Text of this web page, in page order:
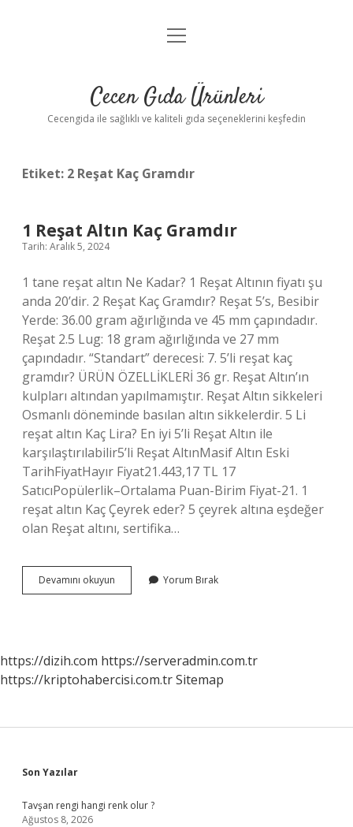
Anasayfa
Yasal Uyarı
menüyü
Cecen Gıda Ürünleri
Cecengida ile sağlıklı ve kaliteli gıda seçeneklerini keşfedin
Etiket: 2 Reşat Kaç Gramdır
1 Reşat Altın Kaç Gramdır
Tarih: Aralık 5, 2024
1 tane reşat altın Ne Kadar? 1 Reşat Altının fiyatı şu
anda 20’dir. 2 Reşat Kaç Gramdır? Reşat 5’s, Besibir
Yerde: 36.00 gram ağırlığında ve 45 mm çapındadır.
Reşat 2.5 Lug: 18 gram ağırlığında ve 27 mm
çapındadır. “Standart” derecesi: 7. 5’li reşat kaç
gramdır? ÜRÜN ÖZELLİKLERİ 36 gr. Reşat Altın’ın
kulpları altından yapılmamıştır. Reşat Altın sikkeleri
Osmanlı döneminde basılan altın sikkelerdir. 5 Li
reşat altın Kaç Lira? En iyi 5’li Reşat Altın ile
karşılaştırılabilir5’li Reşat AltınMasif Altın Eski
TarihFiyatHayır Fiyat21.443,17 TL 17
SatıcıPopülerlik–Ortalama Puan-Birim Fiyat-21. 1
reşat altın Kaç Çeyrek eder? 5 çeyrek altına eşdeğer
olan Reşat altını, sertifika…
Devamını okuyun
Reşat
Yorum Bırak
https://dizih.com https://serveradmin.com.tr
https://kriptohabercisi.com.trSitemap
Sidebar
Son Yazılar
Tavşan rengi hangi renk olur ?
Ağustos 8, 2026